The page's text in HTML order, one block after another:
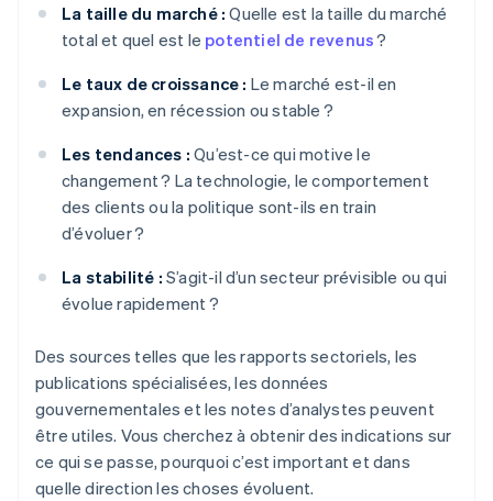
La taille du marché : Quelle est la taille du marché
total et quel est le potentiel de revenus?
Le taux de croissance : Le marché est-il en
expansion, en récession ou stable ?
Les tendances : Qu’est-ce qui motive le
changement ? La technologie, le comportement
des clients ou la politique sont-ils en train
d’évoluer ?
La stabilité : S’agit-il d’un secteur prévisible ou qui
évolue rapidement ?
Des sources telles que les rapports sectoriels, les
publications spécialisées, les données
gouvernementales et les notes d’analystes peuvent
être utiles. Vous cherchez à obtenir des indications sur
ce qui se passe, pourquoi c’est important et dans
quelle direction les choses évoluent.